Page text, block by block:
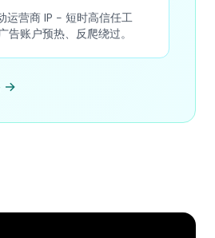
运营商 IP - 短时高信任工
告账户预热、反爬绕过。
→